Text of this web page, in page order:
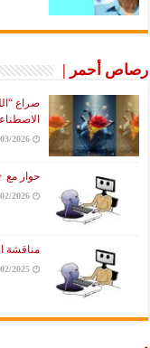
رصاص أحمر |
صراع
2026
حوار مع AI Claude حول التاريخ والحقيقة
2026
مناقشة
2025